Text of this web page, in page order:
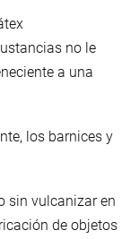
no le
a una
los barnices y
sin vulcanizar en
de objetos